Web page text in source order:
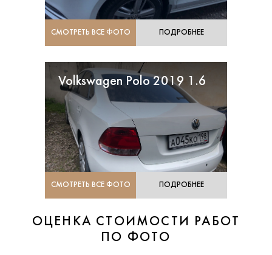
СМОТРЕТЬ ВСЕ ФОТО ПОДРОБНЕЕ
Volkswagen Polo 2019 1.6
СМОТРЕТЬ ВСЕ ФОТО ПОДРОБНЕЕ
ОЦЕНКА СТОИМОСТИ РАБОТ
ПО ФОТО